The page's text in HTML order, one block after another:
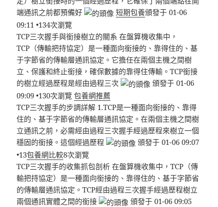
端通訊之前都預備好
短期包養頒發于 01-06
09:11 •134次瀏覽
TCP三次握手與銜接樹立的關系 在盤算機收集中，
TCP（傳輸把持協定）是一種面向銜接的、靠得住的、基
于字節省的傳輸層通訊協定。它擔任在兩個主機之間樹
立、保護和終止銜接，確保數據的靠得住傳輸。TCP銜接
的樹立經過歷程是經由過程三次
頒發于 01-06
09:09 •130次瀏覽包養網推薦
TCP三次握手的步調詳解 1.TCP是一種面向銜接的、靠得
住的、基于字節省的傳輸層通訊協定。在兩個主機之間樹
立通訊之前，必需經由過程三次握手經過歷程來樹立一個
穩固的銜接。這個經過歷程
頒發于 01-06 09:07
•13包養網比較8次瀏覽
TCP三次握手的收集抓包剖析 在盤算機收集中，TCP（傳
輸把持協定）是一種面向銜接的、靠得住的、基于字節省
的傳輸層通訊協定。TCP經由過程三次握手經過歷程樹立
兩個通訊實體之間的銜接
頒發于 01-06 09:05